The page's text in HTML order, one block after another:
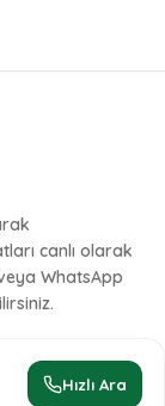
canlı olarak
WhatsApp
Hızlı Ara